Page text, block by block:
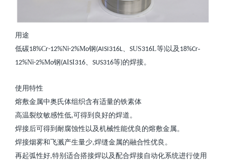
用途
低碳18%Cr-12%Ni-2%Mo钢 (AISI316L、 SUS316L等)以及 18%Cr-
12%Ni-2%Mo钢 (AISI316、 SUS316等)的焊接。
使用特性
熔敷金属中奥氏体组织含有适量的铁素体
高温裂纹敏感性低,可得到良好的焊道。
焊接后可得到耐腐蚀性以及机械性能优良的熔敷金属。
焊接烟雾和飞溅产生量少,焊缝金属的融合性优良。
再起弧性好,特别适合搭接焊以及配合焊接自动化系统进行使用